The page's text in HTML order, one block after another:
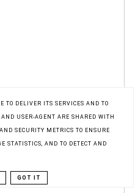
TO DELIVER ITS SERVICES AND TO
USER-AGENT ARE SHARED WITH
SECURITY METRICS TO ENSURE
STATISTICS, AND TO DETECT AND
GOT IT